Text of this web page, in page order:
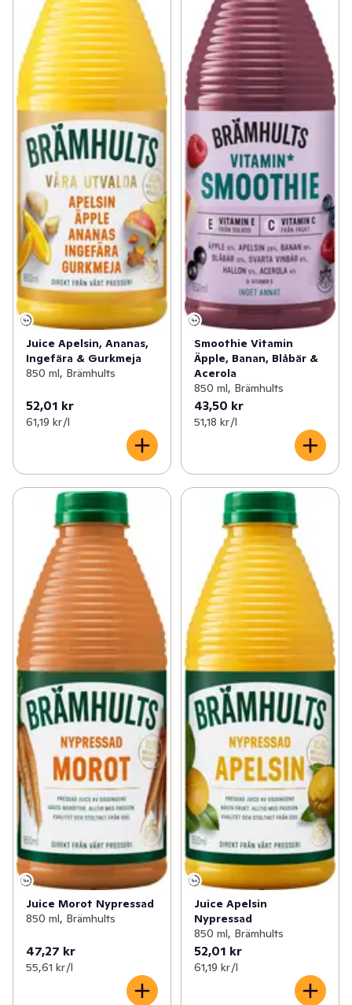
Juice Apelsin, Ananas,
Ingefära & Gurkmeja
850 ml, Brämhults
52,01 kr
61,19 kr /l
Smoothie Vitamin
Äpple, Banan, Blåbär &
Acerola
850 ml, Brämhults
43,50 kr
51,18 kr /l
Juice Morot Nypressad
850 ml, Brämhults
47,27 kr
55,61 kr /l
Juice Apelsin
Nypressad
850 ml, Brämhults
52,01 kr
61,19 kr /l